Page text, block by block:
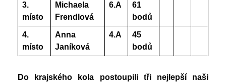
3.
místo
Michaela
Frendlová
6.A
61
bodů
4.
místo
Anna
Janíková
4.A
45
bodů
Do krajského kola postoupili tři nejlepší naši